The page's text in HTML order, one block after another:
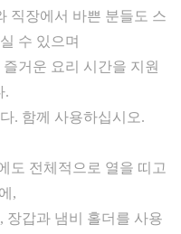
직장에서 바쁜 분들도 스
수 있으며
거운 요리 시간을 지원
.
. 함께 사용하십시오.
도 전체적으로 열을 띠고
,
장갑과 냄비 홀더를 사용